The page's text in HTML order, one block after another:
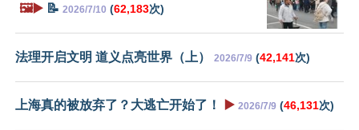
🖼️▶️ 📝 2026/7/10 (62,183次)
法理开启文明 道义点亮世界（上） 2026/7/9 (42,141次)
上海真的被放弃了？大逃亡开始了！ ▶️ 2026/7/9 (46,131次)